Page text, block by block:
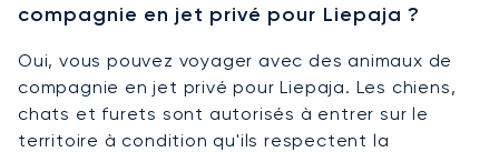
compagnie en jet privé pour Liepaja ?
Oui, vous pouvez voyager avec des animaux de
compagnie en jet privé pour Liepaja. Les chiens,
chats et furets sont autorisés à entrer sur le
territoire à condition qu'ils respectent la